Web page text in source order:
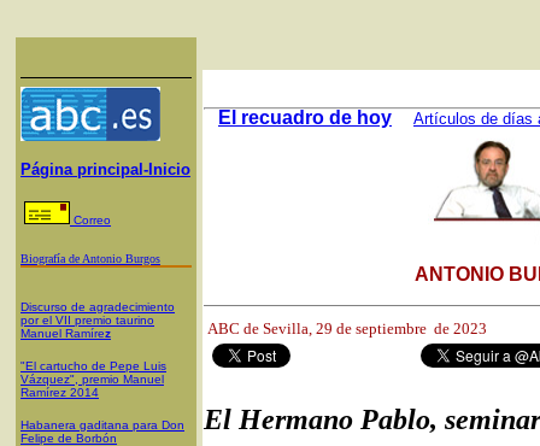
Página principal-Inicio
Correo
Biografía de Antonio Burgos
Discurso de agradecimiento
por el VII premio taurino
Manuel Ramírez
"El cartucho de Pepe Luis
Vázquez", premio Manuel
Ramírez 2014
Habanera gaditana para Don
Felipe de Borbón
El recuadro de hoy Artículos de días
ANTONIO
ABC de Sevilla, 29 de septiembre de 2023
El Hermano Pablo,